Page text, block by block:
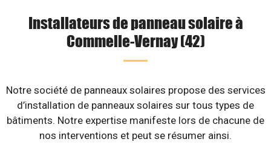
Installateurs de panneau solaire à
Commelle-Vernay (42)
Notre société de panneaux solaires propose des services
d’installation de panneaux solaires sur tous types de
bâtiments. Notre expertise manifeste lors de chacune de
nos interventions et peut se résumer ainsi.